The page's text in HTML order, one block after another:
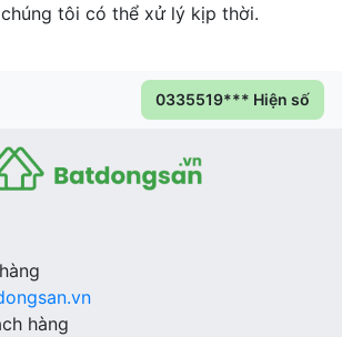
tôi có thể xử lý kịp thời.
0335519*** Hiện số
hàng